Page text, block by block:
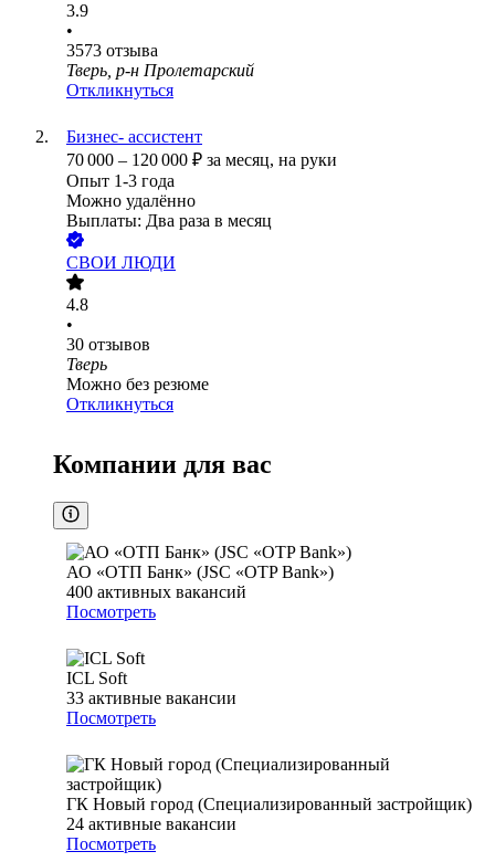
3.9
•
3573 отзыва
Тверь, р-н Пролетарский
Откликнуться
Бизнес- ассистент
70 000 – 120 000 ₽ за месяц, на руки
Опыт 1-3 года
Можно удалённо
Выплаты: Два раза в месяц
СВОИ ЛЮДИ
4.8
•
30 отзывов
Тверь
Можно без резюме
Откликнуться
Компании для вас
АО «ОТП Банк» (JSC «OTP Bank»)
400 активных вакансий
Посмотреть
ICL Soft
33 активные вакансии
Посмотреть
ГК Новый город (Специализированный застройщик)
24 активные вакансии
Посмотреть